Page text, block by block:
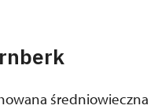
średniowieczna